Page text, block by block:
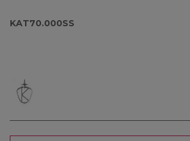
KAT70.000SS